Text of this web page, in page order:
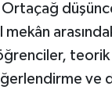
Ortaçağ
mekân
ve